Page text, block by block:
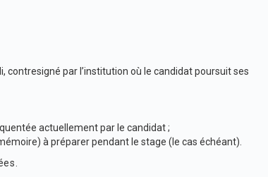
contresigné par l’institution où le candidat poursuit ses
actuellement par le candidat ;
à préparer pendant le stage (le cas échéant).